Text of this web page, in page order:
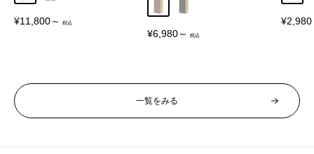
販
¥11,800～
販
¥6,980～
販
¥2,980
一覧をみる